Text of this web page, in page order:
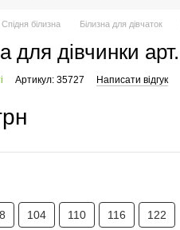
Спідня білизна Білизна для дівчаток
для дівчинки
Артикул: 35727 Написати відгук
104 110 116 122